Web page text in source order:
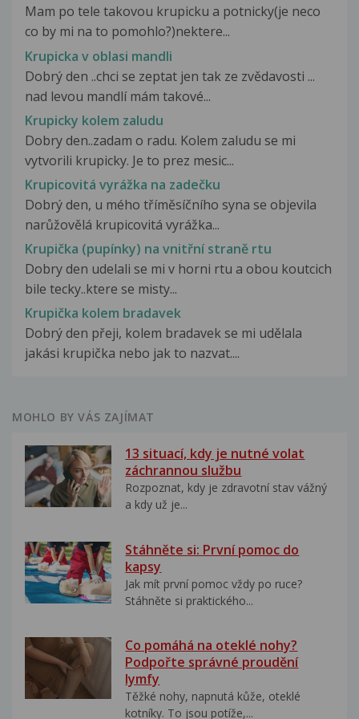
Mam po tele takovou krupicku a potnicky(je neco
co by mi na to pomohlo?)nektere...
Krupicka v oblasi mandli
Dobrý den ..chci se zeptat jen tak ze zvědavosti ...
nad levou mandlí mám takové...
Krupicky kolem zaludu
Dobry den..zadam o radu. Kolem zaludu se mi
vytvorili krupicky. Je to prez mesic...
Krupicovitá vyrážka na zadečku
Dobrý den, u mého tříměsíčního syna se objevila
narůžovělá krupicovitá vyrážka...
Krupička (pupínky) na vnitřní straně rtu
Dobry den udelali se mi v horni rtu a obou koutcich
bile tecky..ktere se misty...
Krupička kolem bradavek
Dobrý den přeji, kolem bradavek se mi udělala
jakási krupička nebo jak to nazvat....
MOHLO BY VÁS ZAJÍMAT
13 situací, kdy je nutné volat
záchrannou službu
Rozpoznat, kdy je zdravotní stav vážný
a kdy už je...
Stáhněte si: První pomoc do
kapsy
Jak mít první pomoc vždy po ruce?
Stáhněte si praktického...
Co pomáhá na oteklé nohy?
Podpořte správné proudění
lymfy
Těžké nohy, napnutá kůže, oteklé
kotníky. To jsou potíže,...